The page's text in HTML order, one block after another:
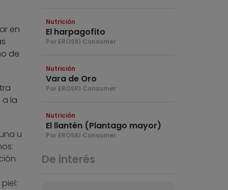
en
de
a la
u
Nutrición
El harpagofito
Por EROSKI Consumer
Nutrición
Vara de Oro
Por EROSKI Consumer
Nutrición
El llantén (Plantago mayor)
Por EROSKI Consumer
De interés